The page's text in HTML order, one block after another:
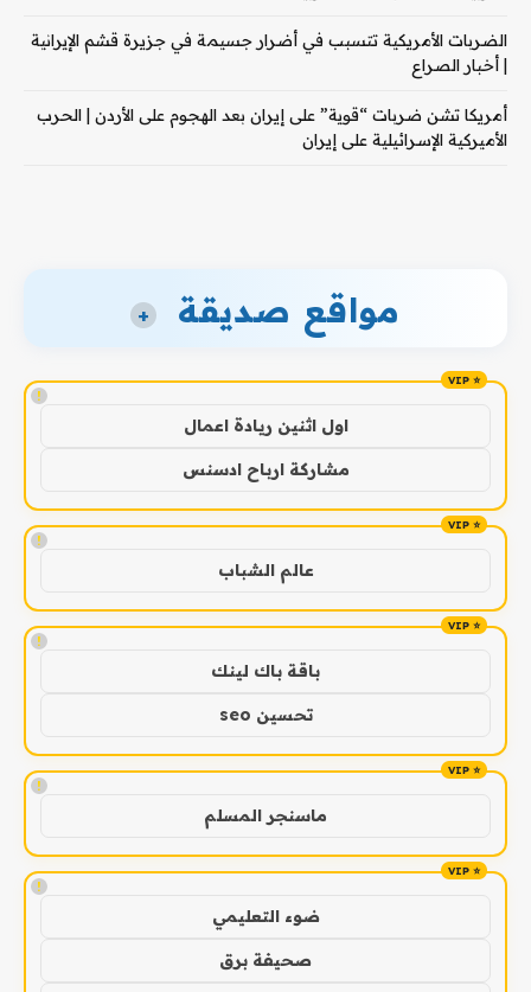
الضربات الأمريكية تتسبب في أضرار جسيمة في جزيرة قشم الإيرانية
| أخبار الصراع
أمريكا تشن ضربات “قوية” على إيران بعد الهجوم على الأردن | الحرب
الأميركية الإسرائيلية على إيران
مواقع صديقة +
!
اول اثنين ريادة اعمال
مشاركة ارباح ادسنس
!
عالم الشباب
!
باقة باك لينك
تحسين seo
!
ماسنجر المسلم
!
ضوء التعليمي
صحيفة برق